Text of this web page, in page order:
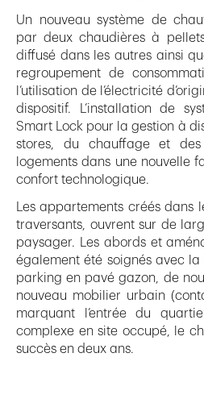
Un nouveau système de
par deux chaudières à
diffusé dans les autres ainsi
regroupement de
l’utilisation de l’électricité
dispositif. L’installation de
Smart Lock pour la gestion à
stores, du chauffage et
logements dans une nouvelle
confort technologique.
Les appartements créés dans
traversants, ouvrent sur de
paysager. Les abords et
également été soignés avec
parking en pavé gazon, de
nouveau mobilier urbain
marquant l’entrée du
complexe en site occupé, le
succès en deux ans.